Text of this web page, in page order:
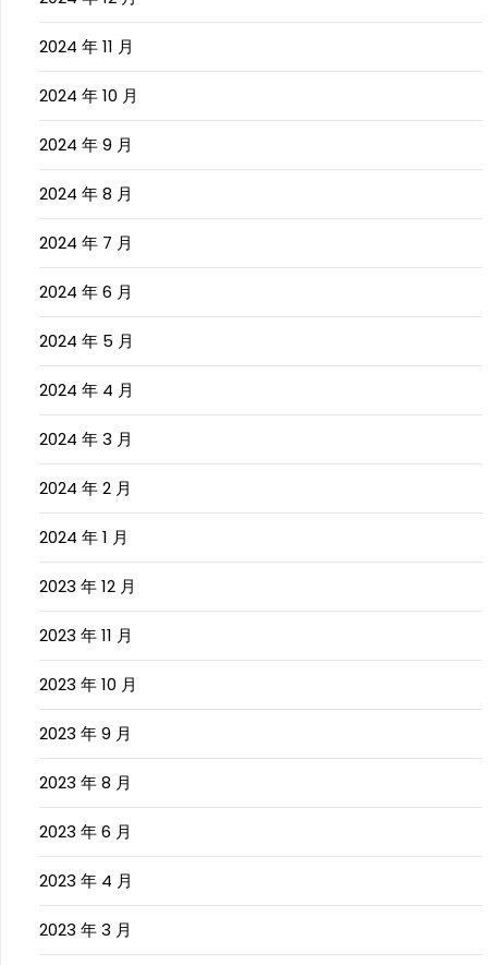
2024 年 11 月
2024 年 10 月
2024 年 9 月
2024 年 8 月
2024 年 7 月
2024 年 6 月
2024 年 5 月
2024 年 4 月
2024 年 3 月
2024 年 2 月
2024 年 1 月
2023 年 12 月
2023 年 11 月
2023 年 10 月
2023 年 9 月
2023 年 8 月
2023 年 6 月
2023 年 4 月
2023 年 3 月